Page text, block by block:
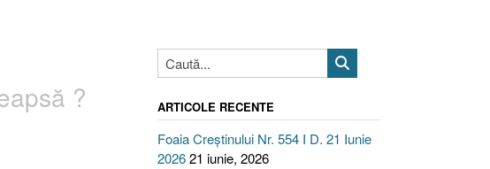
? ARTICOLE RECENTE
Foaia Creștinului Nr. 554 I D. 21 Iunie
202621 iunie, 2026